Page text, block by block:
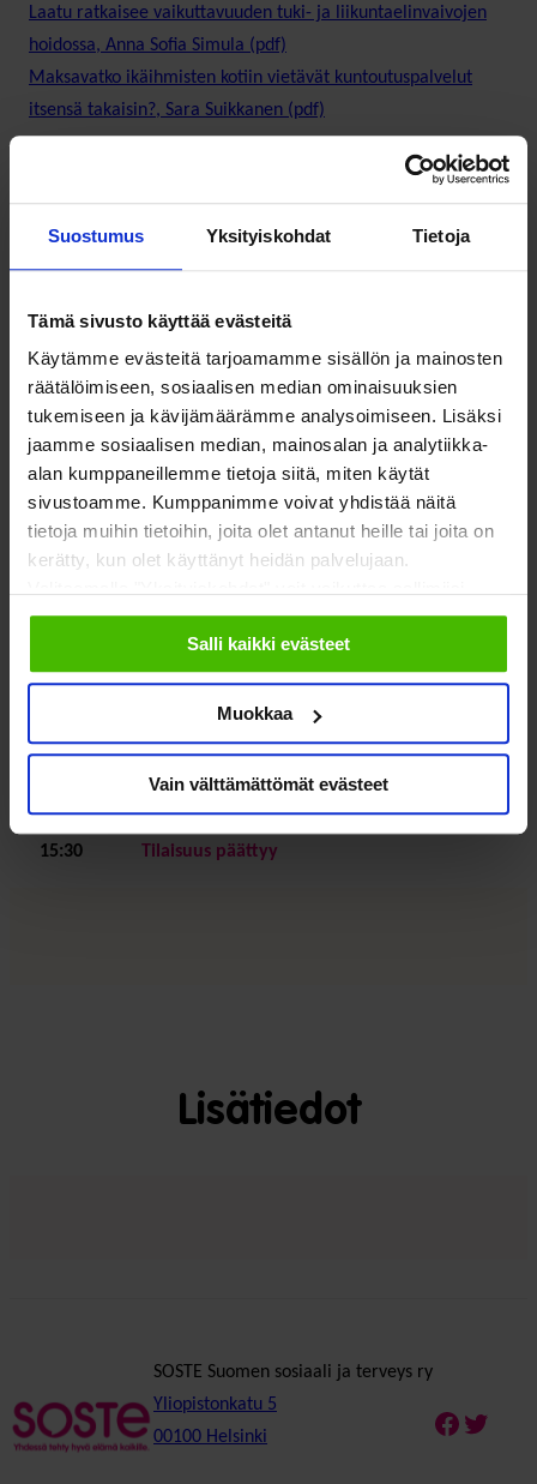
Suostumus Yksityiskohdat Tietoja
Tämä sivusto käyttää evästeitä
Käytämme evästeitä tarjoamamme sisällön ja mainosten
räätälöimiseen, sosiaalisen median ominaisuuksien
tukemiseen ja kävijämäärämme analysoimiseen. Lisäksi
jaamme sosiaalisen median, mainosalan ja analytiikka-
alan kumppaneillemme tietoja siitä, miten käytät
sivustoamme. Kumppanimme voivat yhdistää näitä
tietoja muihin tietoihin, joita olet antanut heille tai joita on
kerätty, kun olet käyttänyt heidän palvelujaan.
evästeisiin.
Salli kaikki evästeet
Muokkaa
Vain välttämättömät evästeet
Laatu ratkaisee vaikuttavuuden tuki- ja liikuntaelinvaivojen
hoidossa, Anna Sofia Simula (pdf)
Maksavatko ikäihmisten kotiin vietävät kuntoutuspalvelut
itsensä takaisin?, Sara Suikkanen (pdf)
Ohjelma
14:30 Avaussanat
Yhteistoiminnan rakentuminen lasten ja
nuorten kuntoutuksessa
Maksavatko ikäihmisten kotiin vietävät
15:30 Tilaisuus päättyy
Lisätiedot
SOSTE Suomen sosiaali ja terveys ry
Yliopistonkatu 5
00100 Helsinki